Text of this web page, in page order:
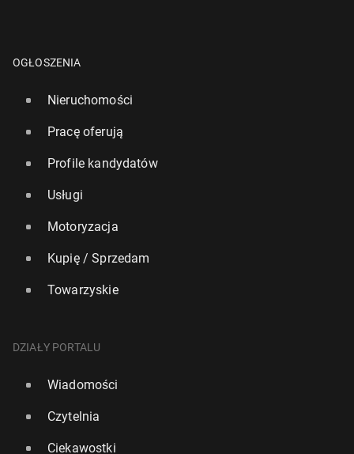
OGŁOSZENIA
Nieruchomości
Pracę oferują
Profile kandydatów
Usługi
Motoryzacja
Kupię / Sprzedam
Towarzyskie
DZIAŁY PORTALU
Wiadomości
Czytelnia
Ciekawostki